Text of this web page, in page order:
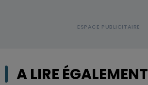
A LIRE ÉGALEMENT